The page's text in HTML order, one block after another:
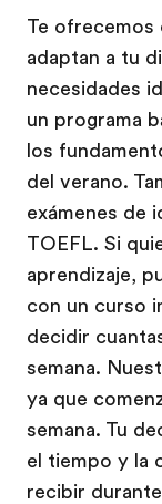
Te ofrecemos
adaptan a tu
necesidades
un programa
los
del verano.
exámenes de
TOEFL. Si
aprendizaje,
con un curso
decidir
semana.
ya que
semana. Tu
el tiempo y la
recibir